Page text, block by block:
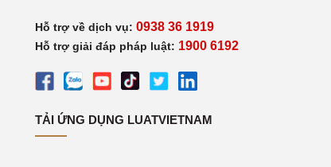
Hỗ trợ về dịch vụ: 0938 36 1919
Hỗ trợ giải đáp pháp luật: 1900 6192
TẢI ỨNG DỤNG LUATVIETNAM